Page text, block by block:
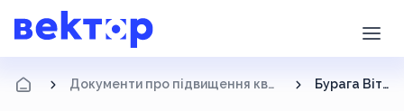
Документи про підвищення кваліфікації Бурага Віталій